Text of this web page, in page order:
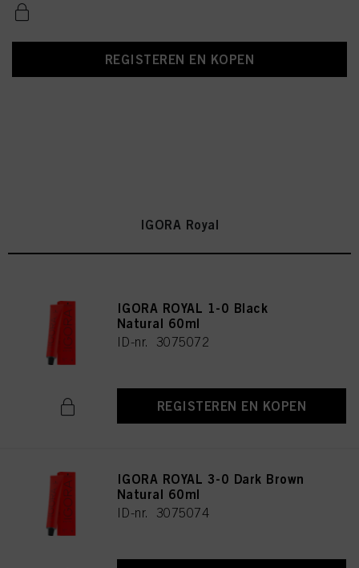
REGISTEREN EN KOPEN
IGORA Royal
IGORA ROYAL 1-0 Black
Natural 60ml
ID-nr. 3075072
REGISTEREN EN KOPEN
IGORA ROYAL 3-0 Dark Brown
Natural 60ml
ID-nr. 3075074